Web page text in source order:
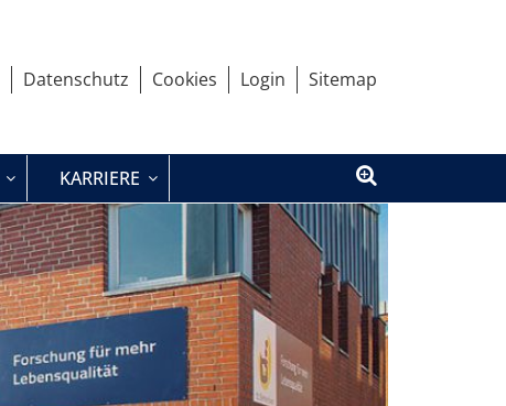
Datenschutz Cookies Login Sitemap
KARRIERE